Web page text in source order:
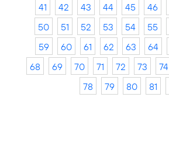
41
42 43 44 45 46
50
51 52 53 54 55
59
60 61 62 63 64
68
69 70 71 72 73 74
78
79 80 81